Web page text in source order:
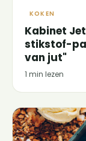
KOKEN
Kabinet
stikstof-
van jut"
1 min lezen